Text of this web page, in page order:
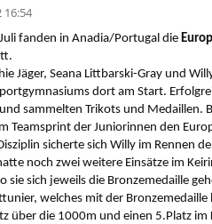
16:54
fanden in Anadia/Portugal die
Jäger, Seana Littbarski-Gray und
dort am Start.
sammelten Trikots und Medaillen.
Teamsprint der Juniorinnen den
sicherte sich Willy im Rennen
noch zwei weitere Einsätze im
sie sich jeweils die Bronzemedaille
welches mit der
über die 1000m und einen 5.Platz im